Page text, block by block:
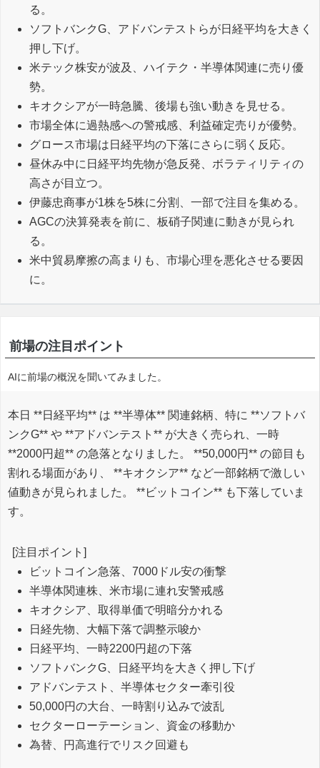
る。
ソフトバンクG、アドバンテストらが日経平均を大きく
押し下げ。
米テック株安が波及、ハイテク・半導体関連に売り優
勢。
キオクシアが一時急騰、後場も強い動きを見せる。
市場全体に過熱感への警戒感、利益確定売りが優勢。
グロース市場は日経平均の下落にさらに弱く反応。
昼休み中に日経平均先物が急反発、ボラティリティの
高さが目立つ。
伊藤忠商事が1株を5株に分割、一部で注目を集める。
AGCの決算発表を前に、板硝子関連に動きが見られ
る。
米中貿易摩擦の高まりも、市場心理を悪化させる要因
に。
前場の注目ポイント
AIに前場の概況を聞いてみました。
本日 **日経平均** は **半導体** 関連銘柄、特に **ソフトバ
ンクG** や **アドバンテスト** が大きく売られ、一時
**2000円超** の急落となりました。 **50,000円** の節目も
割れる場面があり、 **キオクシア** など一部銘柄で激しい
値動きが見られました。 **ビットコイン** も下落していま
す。
[注目ポイント]
ビットコイン急落、7000ドル安の衝撃
半導体関連株、米市場に連れ安警戒感
キオクシア、取得単価で明暗分かれる
日経先物、大幅下落で調整示唆か
日経平均、一時2200円超の下落
ソフトバンクG、日経平均を大きく押し下げ
アドバンテスト、半導体セクター牽引役
50,000円の大台、一時割り込みで波乱
セクターローテーション、資金の移動か
為替、円高進行でリスク回避も